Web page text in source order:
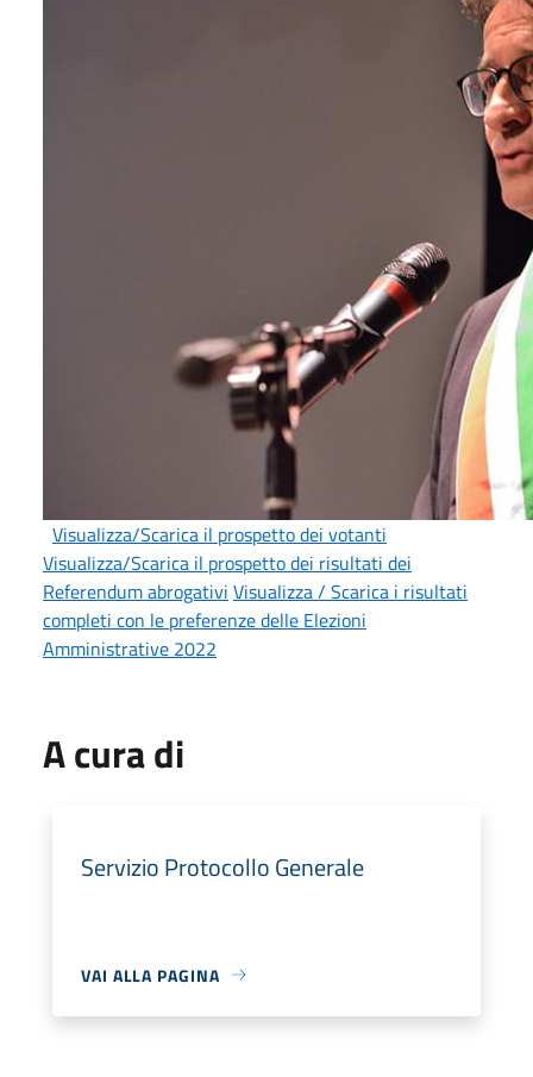
Visualizza/Scarica il prospetto dei votanti
Visualizza/Scarica il prospetto dei risultati dei
Referendum abrogativi Visualizza / Scarica i risultati
completi con le preferenze delle Elezioni
Amministrative 2022
A cura di
Servizio Protocollo Generale
VAI ALLA PAGINA